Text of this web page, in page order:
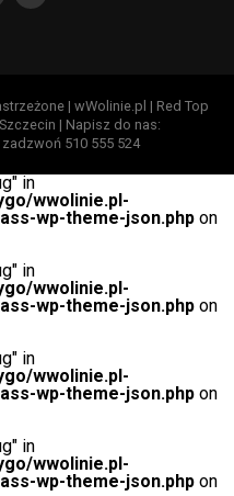
| wWolinie.pl | Red Top
| Napisz do nas:
510 555 524
in
wwolinie.pl-
wp-theme-json.php on
in
wwolinie.pl-
wp-theme-json.php on
in
wwolinie.pl-
wp-theme-json.php on
in
wwolinie.pl-
wp-theme-json.php on